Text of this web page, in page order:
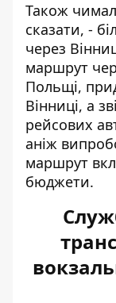
Також
сказати, -
через
маршрут
Польщі,
Вінниці, а
рейсових
аніж
маршрут
бюджети.